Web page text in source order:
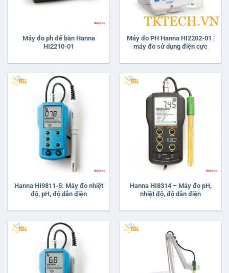
Máy đo ph để bàn Hanna
HI2210-01
Máy đo PH Hanna HI2202-01 |
máy đo sử dụng điện cực
Hanna HI9811-5: Máy đo nhiệt
độ, pH, độ dẫn điện
Hanna HI8314 – Máy đo pH,
nhiệt độ, độ dẫn điện